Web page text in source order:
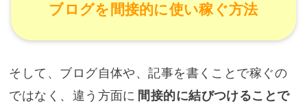
ブログを間接的に使い稼ぐ方法
そして、ブログ自体や、記事を書くことで稼ぐの
ではなく、違う方面に 間接的に結びつけることで